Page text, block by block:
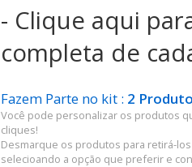
- Clique aqui
completa de
Fazem Parte no kit : 2
Você pode personalizar os produtos
cliques!
Desmarque os produtos para retirá-
selecioando a opção que preferir e